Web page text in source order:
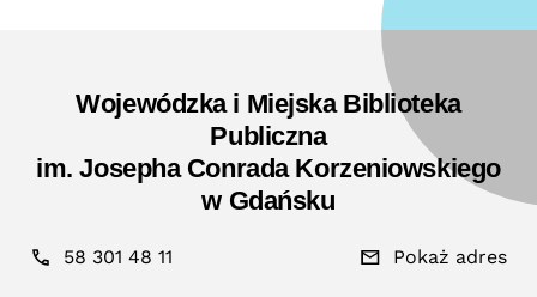
Wojewódzka i Miejska Biblioteka
Publiczna
im. Josepha Conrada Korzeniowskiego
w Gdańsku
58 301 48 11 Pokaż adres